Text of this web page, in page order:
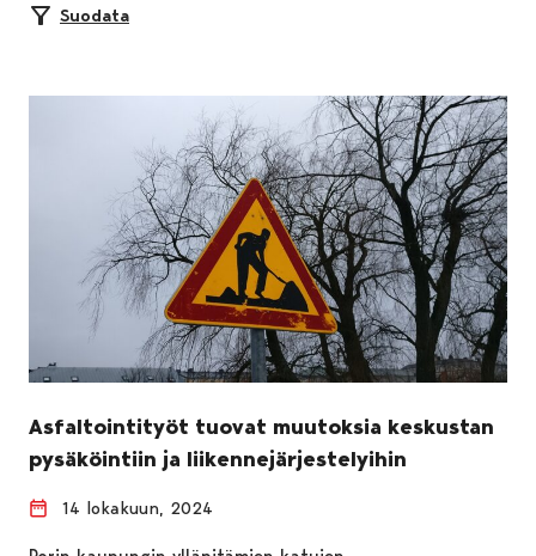
Suodata
Asfaltointityöt tuovat muutoksia keskustan
pysäköintiin ja liikennejärjestelyihin
14 lokakuun, 2024